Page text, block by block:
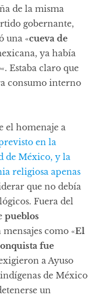
de la misma
gobernante,
una «cueva de
ya había
«. Estaba claro que
consumo interno
el homenaje a
en la
de México, y la
religiosa apenas
que no debía
Fuera del
pueblos
como «El
fue
a Ayuso
de México
un